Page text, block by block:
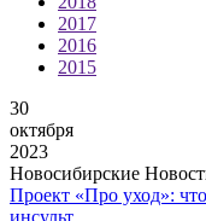
2017
2016
2015
30
октября
2023
Новосибирские
Проект «Про уход»:
инсульт